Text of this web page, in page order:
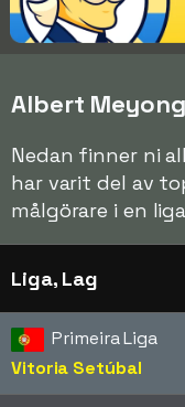
Albert
Nedan finner ni
har varit del av
målgörare i en
Liga, Lag
Primeira Liga
Vitoria Setúbal